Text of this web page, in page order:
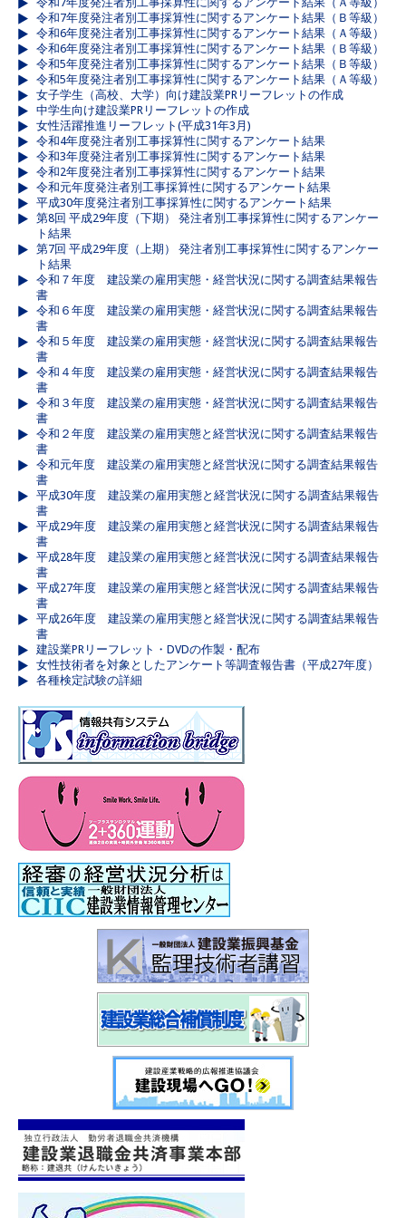
令和7年度発注者別工事採算性に関するアンケート結果（Ｂ等級）
令和6年度発注者別工事採算性に関するアンケート結果（Ａ等級）
令和6年度発注者別工事採算性に関するアンケート結果（Ｂ等級）
令和5年度発注者別工事採算性に関するアンケート結果（Ｂ等級）
令和5年度発注者別工事採算性に関するアンケート結果（Ａ等級）
女子学生（高校、大学）向け建設業PRリーフレットの作成
中学生向け建設業PRリーフレットの作成
女性活躍推進リーフレット(平成31年3月)
令和4年度発注者別工事採算性に関するアンケート結果
令和3年度発注者別工事採算性に関するアンケート結果
令和2年度発注者別工事採算性に関するアンケート結果
令和元年度発注者別工事採算性に関するアンケート結果
平成30年度発注者別工事採算性に関するアンケート結果
第8回 平成29年度（下期） 発注者別工事採算性に関するアンケー
ト結果
第7回 平成29年度（上期） 発注者別工事採算性に関するアンケー
ト結果
令和７年度 建設業の雇用実態・経営状況に関する調査結果報告
書
令和６年度 建設業の雇用実態・経営状況に関する調査結果報告
書
令和５年度 建設業の雇用実態・経営状況に関する調査結果報告
書
令和４年度 建設業の雇用実態・経営状況に関する調査結果報告
書
令和３年度 建設業の雇用実態・経営状況に関する調査結果報告
書
令和２年度 建設業の雇用実態と経営状況に関する調査結果報告
書
令和元年度 建設業の雇用実態と経営状況に関する調査結果報告
書
平成30年度 建設業の雇用実態と経営状況に関する調査結果報告
書
平成29年度 建設業の雇用実態と経営状況に関する調査結果報告
書
平成28年度 建設業の雇用実態と経営状況に関する調査結果報告
書
平成27年度 建設業の雇用実態と経営状況に関する調査結果報告
書
平成26年度 建設業の雇用実態と経営状況に関する調査結果報告
書
建設業PRリーフレット・DVDの作製・配布
女性技術者を対象としたアンケート等調査報告書（平成27年度）
各種検定試験の詳細